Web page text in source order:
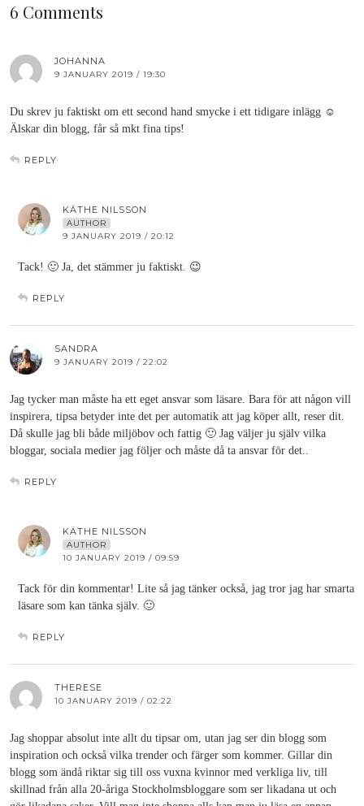
6 Comments
JOHANNA
9 JANUARY 2019 / 19:30
Du skrev ju faktiskt om ett second hand smycke i ett tidigare inlägg ☺️
Älskar din blogg, får så mkt fina tips!
REPLY
KÄTHE NILSSON
AUTHOR
9 JANUARY 2019 / 20:12
Tack! 🙂 Ja, det stämmer ju faktiskt. 😉
REPLY
SANDRA
9 JANUARY 2019 / 22:02
Jag tycker man måste ha ett eget ansvar som läsare. Bara för att någon vill
inspirera, tipsa betyder inte det per automatik att jag köper allt, reser dit.
Då skulle jag bli både miljöbov och fattig 🙂 Jag väljer ju själv vilka
bloggar, sociala medier jag följer och måste då ta ansvar för det..
REPLY
KÄTHE NILSSON
AUTHOR
10 JANUARY 2019 / 09:59
Tack för din kommentar! Lite så jag tänker också, jag tror jag har smarta
läsare som kan tänka själv. 🙂
REPLY
THERESE
10 JANUARY 2019 / 02:22
Jag shoppar absolut inte allt du tipsar om, utan jag ser din blogg som
inspiration och också vilka trender och färger som kommer. Gillar din
blogg som ändå riktar sig till oss vuxna kvinnor med verkliga liv, till
skillnad från alla 20-åriga Stockholmsbloggare som ser likadana ut och